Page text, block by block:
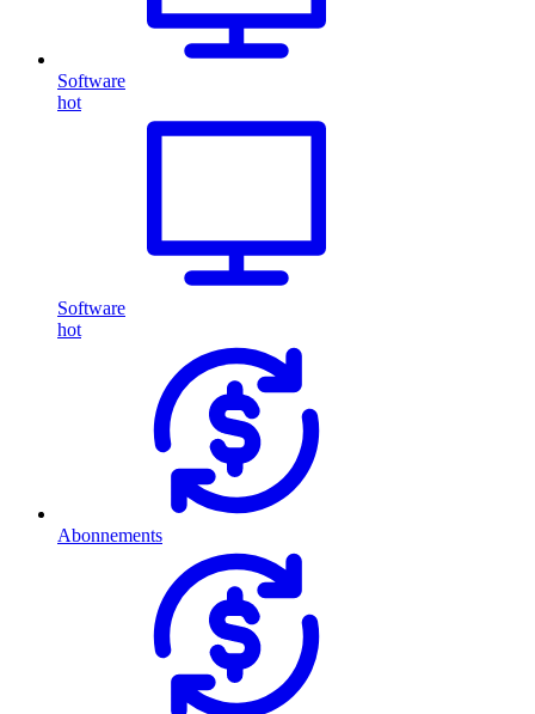
Software
hot
Software
hot
Abonnements